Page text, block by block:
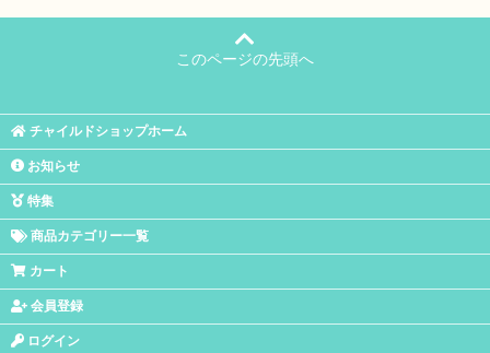
このページの先頭へ
チャイルドショップホーム
お知らせ
特集
商品カテゴリー一覧
カート
会員登録
ログイン